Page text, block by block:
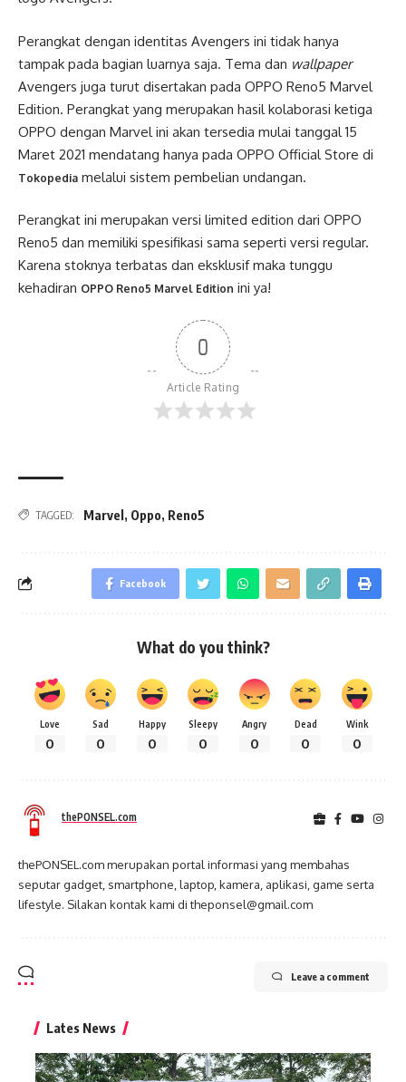
Perangkat dengan identitas Avengers ini tidak hanya
tampak pada bagian luarnya saja. Tema dan wallpaper
Avengers juga turut disertakan pada OPPO Reno5 Marvel
Edition. Perangkat yang merupakan hasil kolaborasi ketiga
OPPO dengan Marvel ini akan tersedia mulai tanggal 15
Maret 2021 mendatang hanya pada OPPO Official Store di
Tokopedia melalui sistem pembelian undangan.
Perangkat ini merupakan versi limited edition dari OPPO
Reno5 dan memiliki spesifikasi sama seperti versi regular.
Karena stoknya terbatas dan eksklusif maka tunggu
kehadiran OPPO Reno5 Marvel Edition ini ya!
0
Article Rating
TAGGED: Marvel , Oppo, Reno5
Facebook
What do you think?
Love
0
Sad
0
Happy
0
Sleepy
0
Angry
0
Dead
0
Wink
0
thePONSEL.com
thePONSEL.com merupakan portal informasi yang membahas
seputar gadget, smartphone, laptop, kamera, aplikasi, game serta
lifestyle. Silakan kontak kami di theponsel@gmail.com
Leave a comment
Lates News